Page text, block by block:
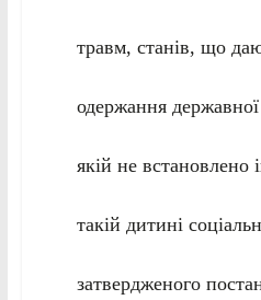
травм, станів, що
одержання
якій не встановлено
такій дитині
затвердженого